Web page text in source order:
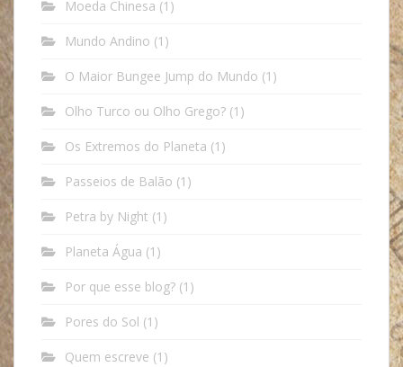
Moeda Chinesa (1)
Mundo Andino (1)
O Maior Bungee Jump do Mundo (1)
Olho Turco ou Olho Grego? (1)
Os Extremos do Planeta (1)
Passeios de Balão (1)
Petra by Night (1)
Planeta Água (1)
Por que esse blog? (1)
Pores do Sol (1)
Quem escreve (1)